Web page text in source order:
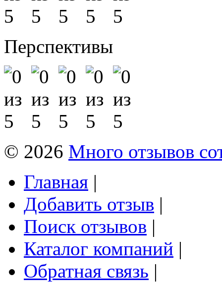
Перспективы
© 2026 Много отзывов
Главная |
Добавить отзыв |
Поиск отзывов |
Каталог компаний |
Обратная связь |